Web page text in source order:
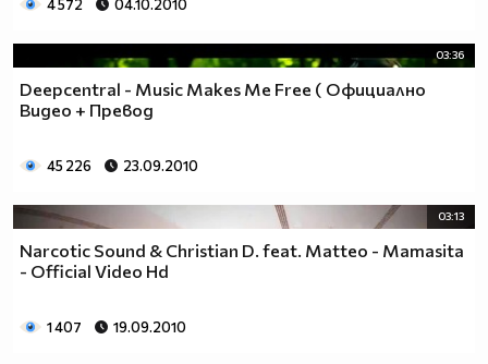
4 572 04.10.2010
03:36
Deepcentral - Music Makes Me Free ( Официално
Видео + Превод
45 226 23.09.2010
03:13
Narcotic Sound & Christian D. feat. Matteo - Mamasita
- Official Video Hd
1 407 19.09.2010